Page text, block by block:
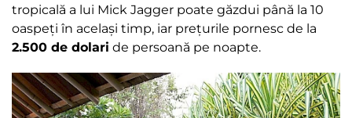
tropicală a lui Mick Jagger poate găzdui până la 10
oaspeți în același timp, iar prețurile pornesc de la
2.500 de dolari de persoană pe noapte.